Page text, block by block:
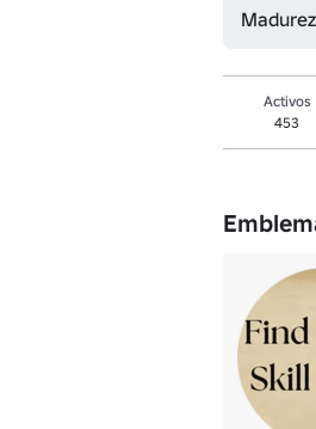
Activos
453